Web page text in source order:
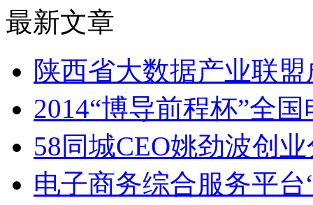
最新文章
陕西省大数据产业联
2014“博导前程杯”全
58同城CEO姚劲波创
电子商务综合服务平